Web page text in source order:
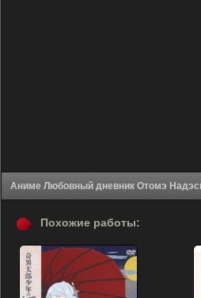
Похожие работы: